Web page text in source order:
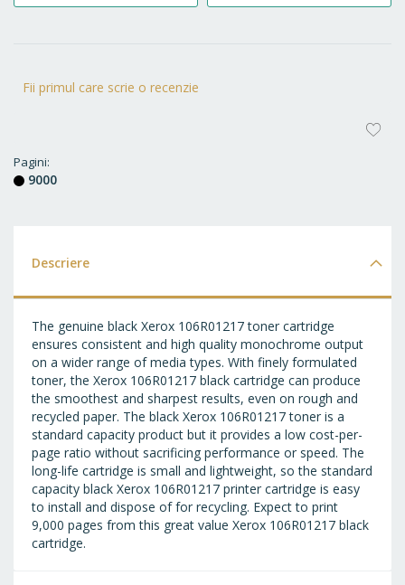
Fii primul care scrie o recenzie
Pagini
9000
Descriere
The genuine black Xerox 106R01217 toner cartridge
ensures consistent and high quality monochrome output
on a wider range of media types. With finely formulated
toner, the Xerox 106R01217 black cartridge can produce
the smoothest and sharpest results, even on rough and
recycled paper. The black Xerox 106R01217 toner is a
standard capacity product but it provides a low cost-per-
page ratio without sacrificing performance or speed. The
long-life cartridge is small and lightweight, so the standard
capacity black Xerox 106R01217 printer cartridge is easy
to install and dispose of for recycling. Expect to print
9,000 pages from this great value Xerox 106R01217 black
cartridge.